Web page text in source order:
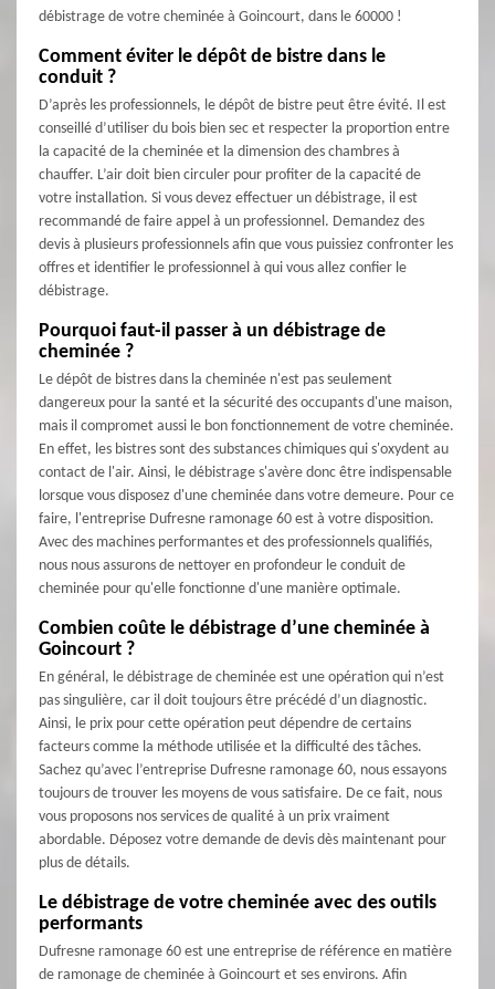
débistrage de votre cheminée à Goincourt, dans le 60000 !
Comment éviter le dépôt de bistre dans le
conduit ?
D’après les professionnels, le dépôt de bistre peut être évité. Il est
conseillé d’utiliser du bois bien sec et respecter la proportion entre
la capacité de la cheminée et la dimension des chambres à
chauffer. L’air doit bien circuler pour profiter de la capacité de
votre installation. Si vous devez effectuer un débistrage, il est
recommandé de faire appel à un professionnel. Demandez des
devis à plusieurs professionnels afin que vous puissiez confronter les
offres et identifier le professionnel à qui vous allez confier le
débistrage.
Pourquoi faut-il passer à un débistrage de
cheminée ?
Le dépôt de bistres dans la cheminée n'est pas seulement
dangereux pour la santé et la sécurité des occupants d'une maison,
mais il compromet aussi le bon fonctionnement de votre cheminée.
En effet, les bistres sont des substances chimiques qui s'oxydent au
contact de l'air. Ainsi, le débistrage s'avère donc être indispensable
lorsque vous disposez d'une cheminée dans votre demeure. Pour ce
faire, l'entreprise Dufresne ramonage 60 est à votre disposition.
Avec des machines performantes et des professionnels qualifiés,
nous nous assurons de nettoyer en profondeur le conduit de
cheminée pour qu'elle fonctionne d'une manière optimale.
Combien coûte le débistrage d’une cheminée à
Goincourt ?
En général, le débistrage de cheminée est une opération qui n’est
pas singulière, car il doit toujours être précédé d’un diagnostic.
Ainsi, le prix pour cette opération peut dépendre de certains
facteurs comme la méthode utilisée et la difficulté des tâches.
Sachez qu’avec l’entreprise Dufresne ramonage 60, nous essayons
toujours de trouver les moyens de vous satisfaire. De ce fait, nous
vous proposons nos services de qualité à un prix vraiment
abordable. Déposez votre demande de devis dès maintenant pour
plus de détails.
Le débistrage de votre cheminée avec des outils
performants
Dufresne ramonage 60 est une entreprise de référence en matière
de ramonage de cheminée à Goincourt et ses environs. Afin